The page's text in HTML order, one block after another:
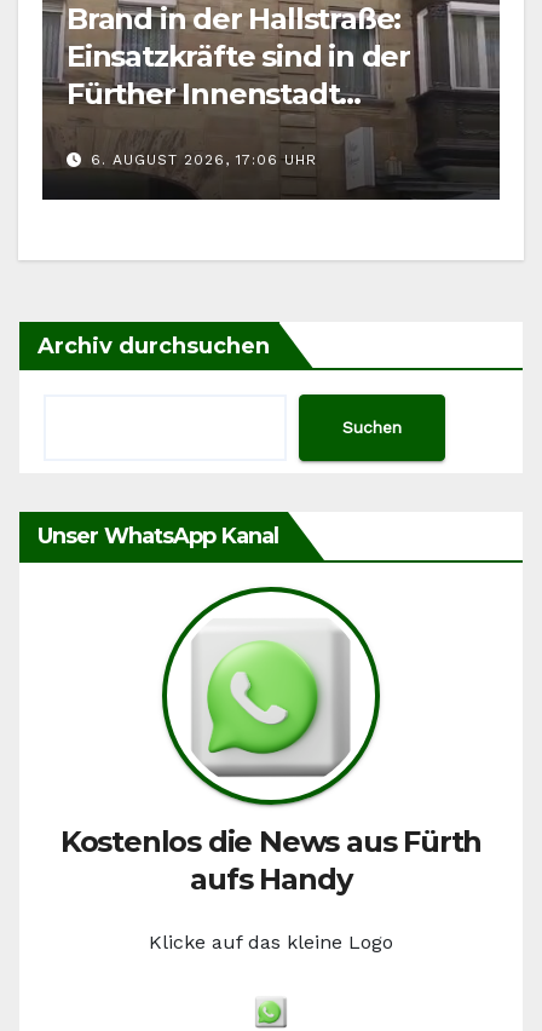
Brand in der Hallstraße:
Einsatzkräfte sind in der
Fürther Innenstadt
gefordert
6. AUGUST 2026, 17:06 UHR
Archiv durchsuchen
Suchen
Unser WhatsApp Kanal
Kostenlos die News aus Fürth
aufs Handy
Klicke auf das kleine Logo